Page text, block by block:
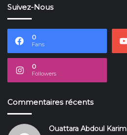
Suivez-Nous
0
Fans
0
Followers
Commentaires récents
Ouattara Abdoul Karim